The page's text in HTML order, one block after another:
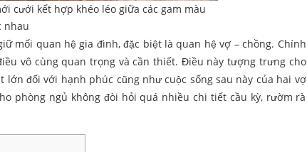
cưới kết hợp khéo léo giữa các gam màu
nhau
mối quan hệ gia đình, đặc biệt là quan hệ vợ – chồng. Chính
vô cùng quan trọng và cần thiết. Điều này tượng trưng cho
đối với hạnh phúc cũng như cuộc sống sau này của hai vợ
phòng ngủ không đòi hỏi quá nhiều chi tiết cầu kỳ, rườm rà